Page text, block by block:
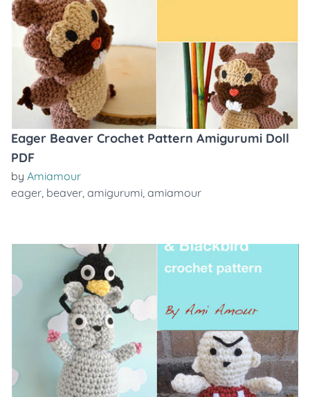
Eager Beaver Crochet Pattern Amigurumi Doll
PDF
by Amiamour
eager, beaver, amigurumi, amiamour